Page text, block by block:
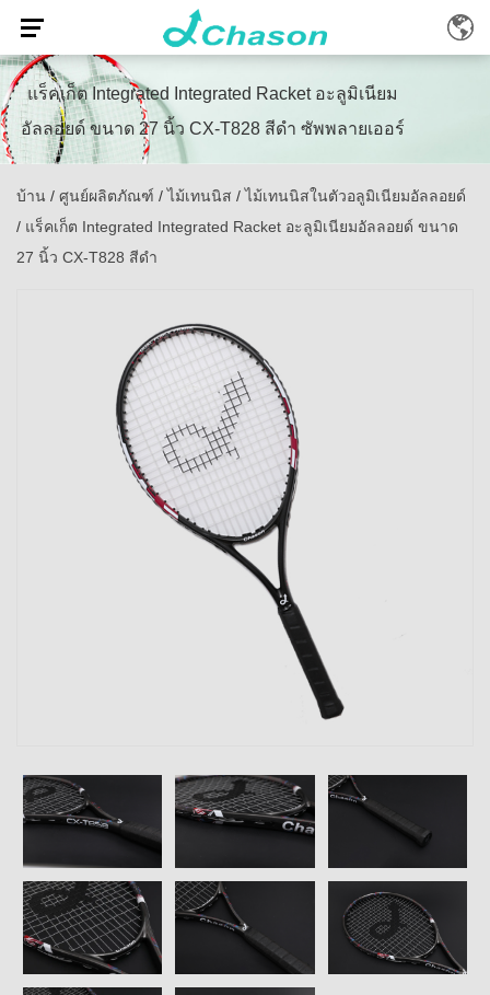
แร็คเก็ต Integrated Integrated Racket อะลูมิเนียม
อัลลอยด์ ขนาด 27 นิ้ว CX-T828 สีดำ ซัพพลายเออร์
บ้าน / ศูนย์ผลิตภัณฑ์ /ไม้เทนนิส /ไม้เทนนิสในตัวอลูมิเนียมอัลลอยด์
/ แร็คเก็ต Integrated Integrated Racket อะลูมิเนียมอัลลอยด์ ขนาด
27 นิ้ว CX-T828 สีดำ